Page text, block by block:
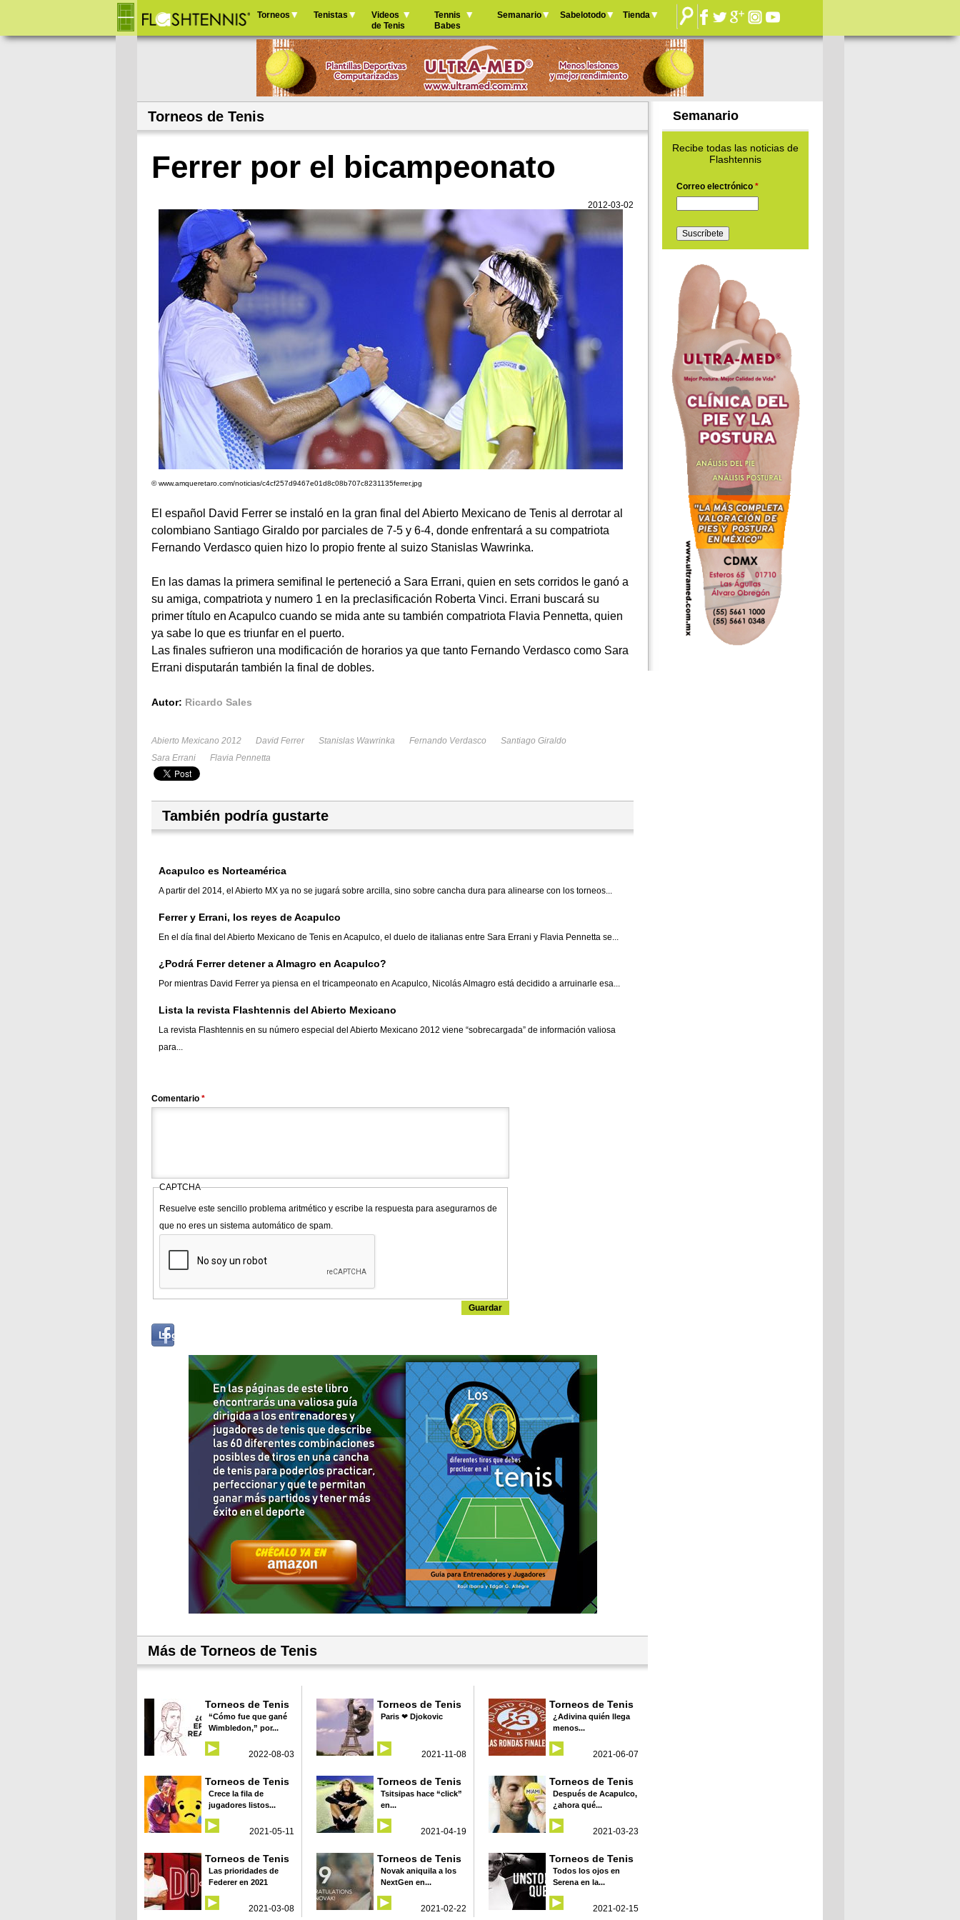
Jump to navigation
principal
Torneos Tenistas
Videos
de Tenis
Tennis
Babes
Semanario Sabelotodo Tienda
Torneos de Tenis
Ferrer por el bicampeonato
2012-03-02
© www.amqueretaro.com/noticias/c4cf257d9467e01d8c08b707c8231135ferrer.jpg
El español David Ferrer se instaló en la gran final del Abierto Mexicano de Tenis al derrotar al
colombiano Santiago Giraldo por parciales de 7-5 y 6-4, donde enfrentará a su compatriota
Fernando Verdasco quien hizo lo propio frente al suizo Stanislas Wawrinka.
En las damas la primera semifinal le perteneció a Sara Errani, quien en sets corridos le ganó a
su amiga, compatriota y numero 1 en la preclasificación Roberta Vinci. Errani buscará su
primer título en Acapulco cuando se mida ante su también compatriota Flavia Pennetta, quien
ya sabe lo que es triunfar en el puerto.
Las finales sufrieron una modificación de horarios ya que tanto Fernando Verdasco como Sara
Errani disputarán también la final de dobles.
Autor: Ricardo Sales
Abierto Mexicano 2012 David Ferrer Stanislas Wawrinka Fernando Verdasco
Santiago Giraldo
Sara Errani
Flavia Pennetta
También podría gustarte
Acapulco es Norteamérica
A partir del 2014, el Abierto MX ya no se jugará sobre arcilla, sino sobre cancha dura para alinearse con los torneos...
Ferrer y Errani, los reyes de Acapulco
En el día final del Abierto Mexicano de Tenis en Acapulco, el duelo de italianas entre Sara Errani y Flavia Pennetta se...
¿Podrá Ferrer detener a Almagro en Acapulco?
Por mientras David Ferrer ya piensa en el tricampeonato en Acapulco, Nicolás Almagro está decidido a arruinarle esa...
Lista la revista Flashtennis del Abierto Mexicano
La revista Flashtennis en su número especial del Abierto Mexicano 2012 viene “sobrecargada” de información valiosa
para...
Comentario *
CAPTCHA
Resuelve este sencillo problema aritmético y escribe la respuesta para asegurarnos de
que no eres un sistema automático de spam.
Log in with...
Más de Torneos de Tenis
Torneos de Tenis
“Cómo fue que gané
Wimbledon,” por...
2022-08-03
Torneos de Tenis
Paris ❤ Djokovic
2021-11-08
Torneos de Tenis
¿Adivina quién llega
menos...
2021-06-07
Torneos de Tenis
Crece la fila de
jugadores listos...
2021-05-11
Torneos de Tenis
Tsitsipas hace “click”
en...
2021-04-19
Torneos de Tenis
Después de Acapulco,
¿ahora qué...
2021-03-23
Torneos de Tenis
Las prioridades de
Federer en 2021
2021-03-08
Torneos de Tenis
Novak aniquila a los
NextGen en...
2021-02-22
Torneos de Tenis
Todos los ojos en
Serena en la...
2021-02-15
Semanario
Recibe todas las noticias de
Flashtennis
Correo electrónico *